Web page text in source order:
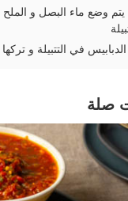
وضع ماء البصل و
في التتبيلة و
صلة